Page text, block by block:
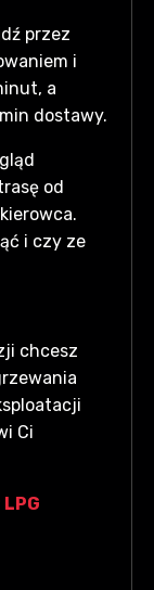
przez
i
a
dostawy.
od
i czy ze
chcesz
Ci